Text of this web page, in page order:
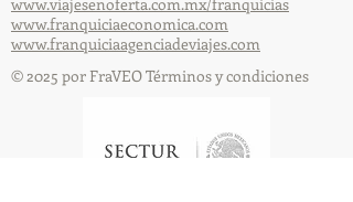
www.franquiciaeconomica.com
www.franquiciaagenciadeviajes.com
© 2025 por FraVEO Términos y condiciones